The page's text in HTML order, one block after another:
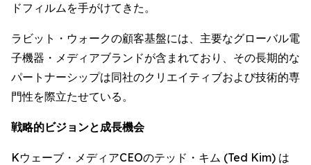
ドフィルムを手がけてきた。
ラビット・ウォークの顧客基盤には、主要なグローバル電
子機器・メディアブランドが含まれており、その長期的な
パートナーシップは同社のクリエイティブおよび技術的専
門性を際立たせている。
戦略的ビジョンと成長機会
Kウェーブ・メディアCEOのテッド・キム (Ted Kim) は